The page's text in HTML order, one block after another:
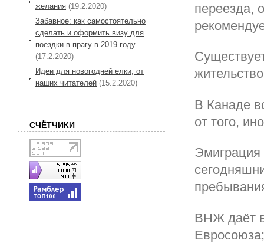
переезда,
В Канаде
от того,
Эмиграция
ВНЖ даёт
желания (19.2.2020)
Забавное: как самостоятельно
сделать и оформить визу для
поездки в прагу в 2019 году
(17.2.2020)
Идеи для новогодней елки, от
наших читателей (15.2.2020)
СЧЁТЧИКИ